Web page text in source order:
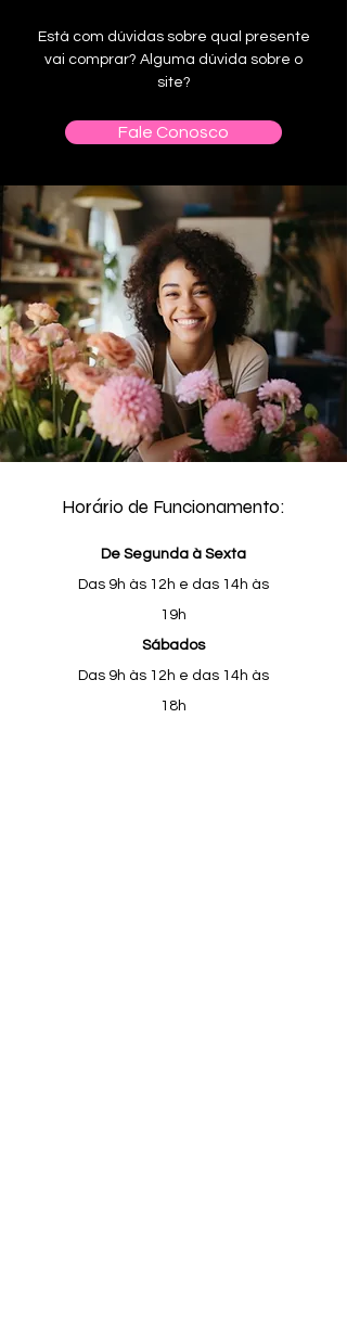
Está com dúvidas sobre qual presente
vai comprar? Alguma dúvida sobre o
site?
Fale Conosco
Horário de Funcionamento:
De Segunda à Sexta
Das 9h às 12h e das 14h às
19h
Sábados
Das 9h às 12h e das 14h às
18h